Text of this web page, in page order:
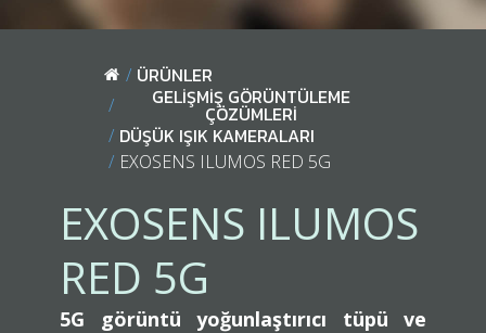
ÜRÜNLER
GELİŞMİŞ GÖRÜNTÜLEME
ÇÖZÜMLERİ
DÜŞÜK IŞIK KAMERALARI
EXOSENS ILUMOS RED 5G
EXOSENS ILUMOS
RED 5G
5G görüntü yoğunlaştırıcı tüpü ve